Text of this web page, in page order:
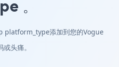
。
添加到您的Vogue
头痛。